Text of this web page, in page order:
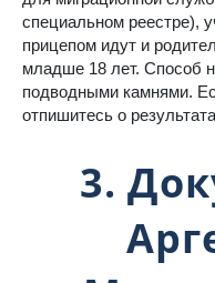
специальном реестре),
прицепом идут и
младше 18 лет. Способ
подводными камнями.
отпишитесь о
3.